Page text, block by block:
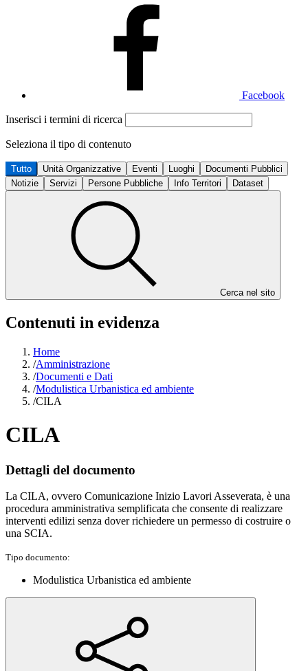
Facebook
Inserisci i termini di ricerca
Seleziona il tipo di contenuto
Tutto Unità Organizzative Eventi Luoghi
Documenti Pubblici
Notizie
Servizi Persone Pubbliche Info Territori Dataset
Cerca nel sito
Contenuti in evidenza
Home
/Amministrazione
/Documenti e Dati
/Modulistica Urbanistica ed ambiente
/CILA
CILA
Dettagli del documento
La CILA, ovvero Comunicazione Inizio Lavori Asseverata, è una
procedura amministrativa semplificata che consente di realizzare
interventi edilizi senza dover richiedere un permesso di costruire o
una SCIA.
Tipo documento:
Modulistica Urbanistica ed ambiente